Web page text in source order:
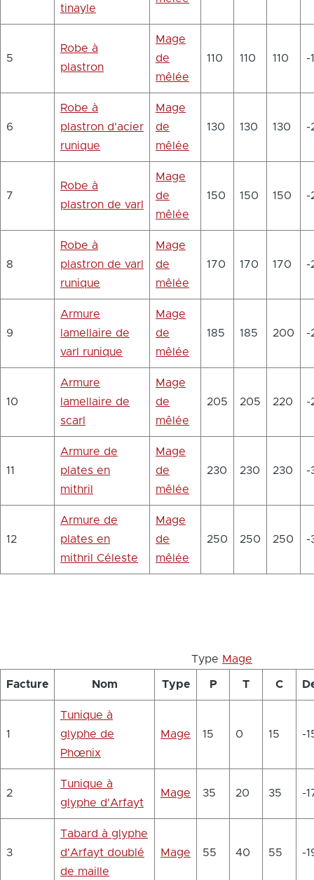
tinayle
5
Robe à
plastron
Mage
de
mêlée
110 110 110 -
6
Robe à
plastron d'acier
runique
Mage
de
mêlée
130 130 130 -
7
Robe à
plastron de varl
Mage
de
mêlée
150 150 150 -
8
Robe à
plastron de varl
runique
Mage
de
mêlée
170 170 170 -
9
Armure
lamellaire de
varl runique
Mage
de
mêlée
185 185 200 -
10
Armure
lamellaire de
scarl
Mage
de
mêlée
205 205 220 -
11
Armure de
plates en
mithril
Mage
de
mêlée
230 230 230 -
12
Armure de
plates en
mithril Céleste
Mage
de
mêlée
250 250 250 -
Type Mage
Facture Nom Type P T C
1
Tunique à
glyphe de
Phœnix
Mage 15 0 15 -
2
Tunique à
glyphe d'Arfayt
Mage 35 20 35 -
3
Tabard à glyphe
d'Arfayt doublé
de maille
Mage 55 40 55 -